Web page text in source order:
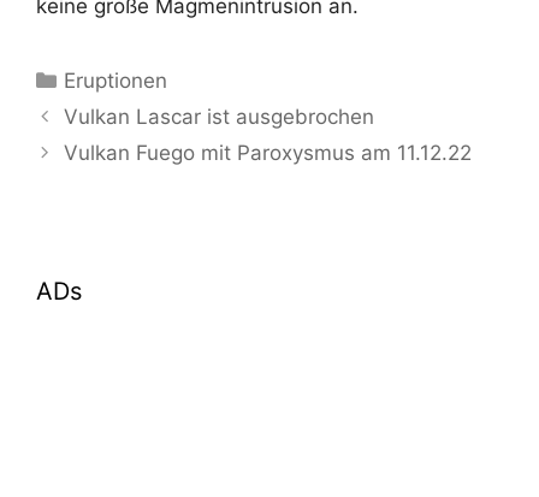
keine große Magmenintrusion an.
Kategorien
Eruptionen
Vulkan Lascar ist ausgebrochen
Vulkan Fuego mit Paroxysmus am 11.12.22
ADs